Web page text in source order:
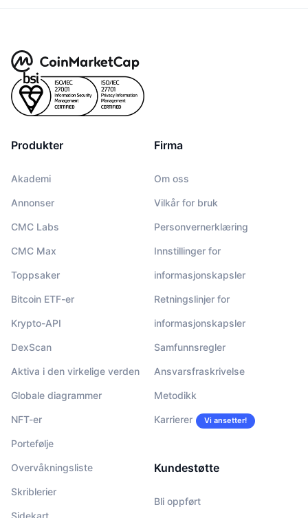
Produkter
Akademi
Annonser
CMC Labs
CMC Max
Toppsaker
Bitcoin ETF-er
Krypto-API
DexScan
Aktiva i den virkelige verden
Globale diagrammer
NFT-er
Portefølje
Overvåkningsliste
Skriblerier
Sidekart
Firma
Om oss
Vilkår for bruk
Personvernerklæring
Innstillinger for
informasjonskapsler
Retningslinjer for
informasjonskapsler
Samfunnsregler
Ansvarsfraskrivelse
Metodikk
Karrierer Vi ansetter!
Kundestøtte
Bli oppført